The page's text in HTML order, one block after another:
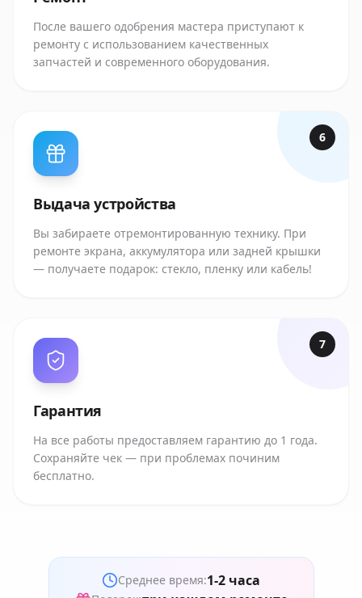
После вашего одобрения мастера приступают к
ремонту с использованием качественных
запчастей и современного оборудования.
6
Выдача устройства
Вы забираете отремонтированную технику. При
ремонте экрана, аккумулятора или задней крышки
— получаете подарок: стекло, пленку или кабель!
7
Гарантия
На все работы предоставляем гарантию до 1 года.
Сохраняйте чек — при проблемах починим
бесплатно.
Среднее время:1-2 часа